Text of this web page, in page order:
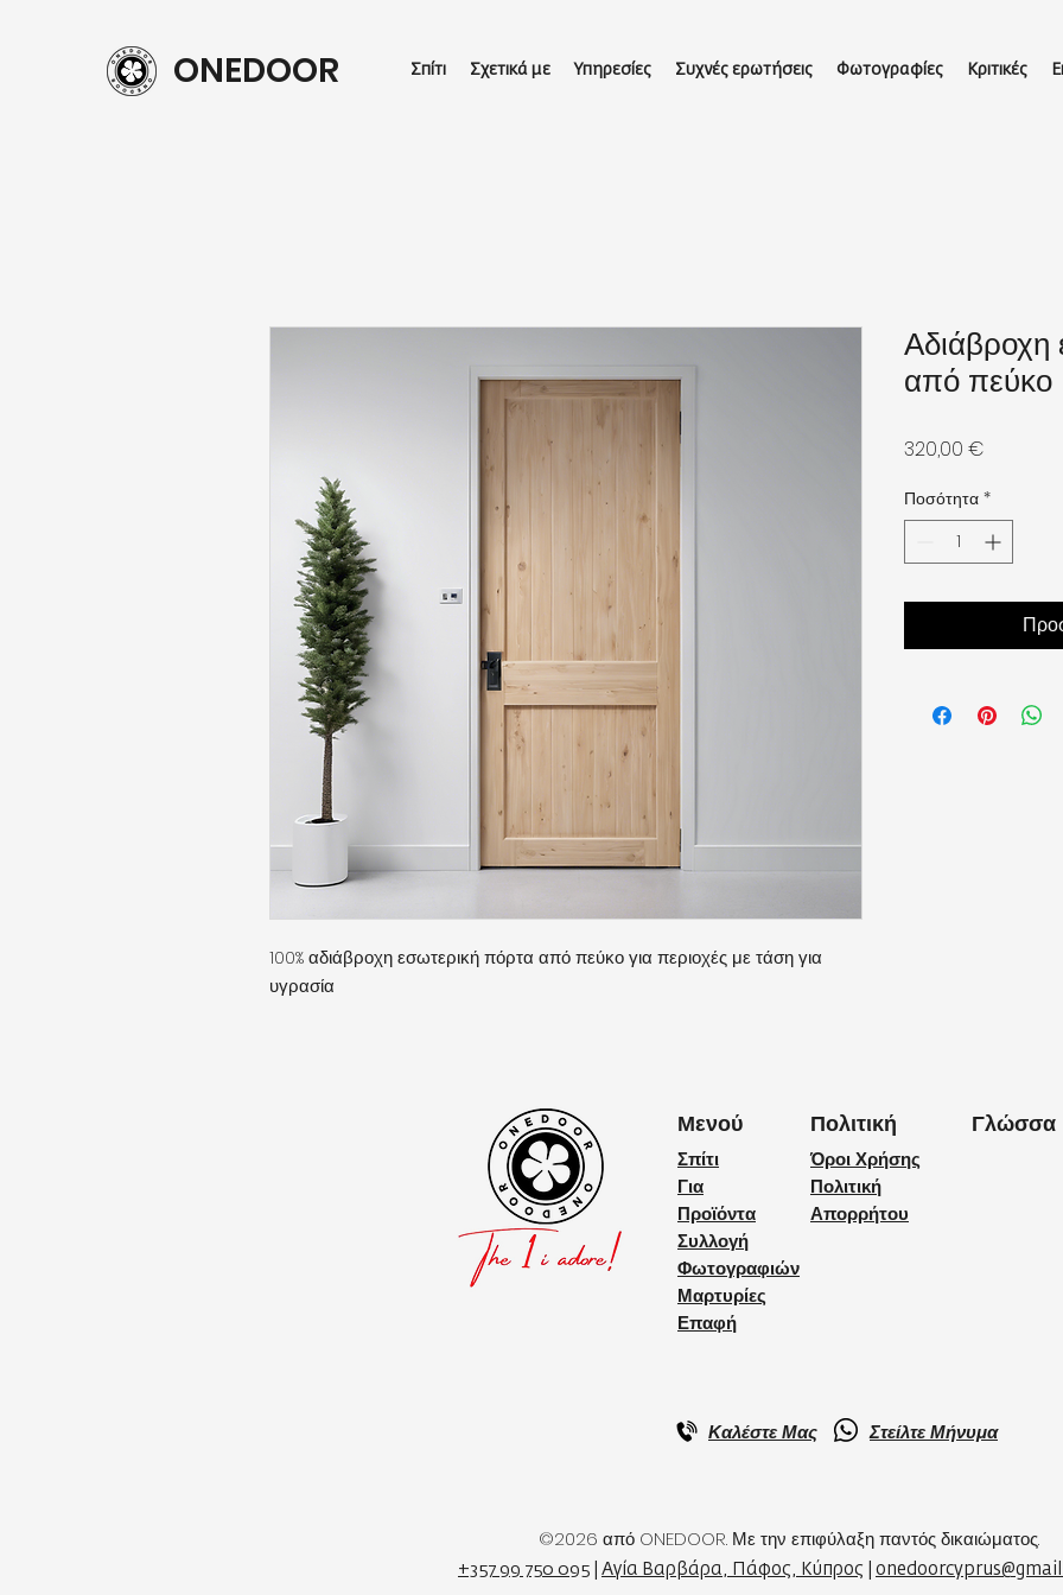
ONEDOOR Σπίτι Σχετικά με Υπηρεσίες Συχνές ερωτήσεις Φωτογραφίες Κριτικές
100% αδιάβροχη εσωτερική πόρτα από πεύκο για περιοχές με τάση για
υγρασία
Αδιάβροχη
από πεύκο
320,00 €
Ποσότητα *
Σπίτι
Για
Προϊόντα
Συλλογή
Φωτογραφιών
Μαρτυρίες
Επαφή
Μενού Πολιτική
Όροι Χρήσης
Πολιτική
Απορρήτου
Καλέστε Μας Στείλτε Μήνυμα
©2026 από ONEDOOR. Με την επιφύλαξη παντός δικαιώματος.
+357 99 750 095 Αγία Βαρβάρα, Πάφος, Κύπρος
Γλώσσα